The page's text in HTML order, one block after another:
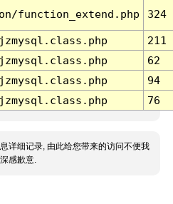
function_extend.php 324
211
62
94
76
详细记录, 由此给您带来的访问不便我
感歉意.